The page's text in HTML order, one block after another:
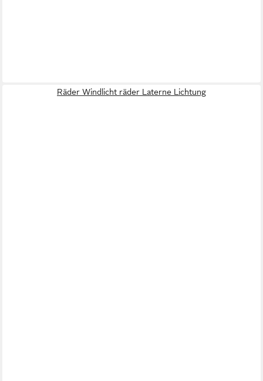
Räder Windlicht räder Laterne Lichtung